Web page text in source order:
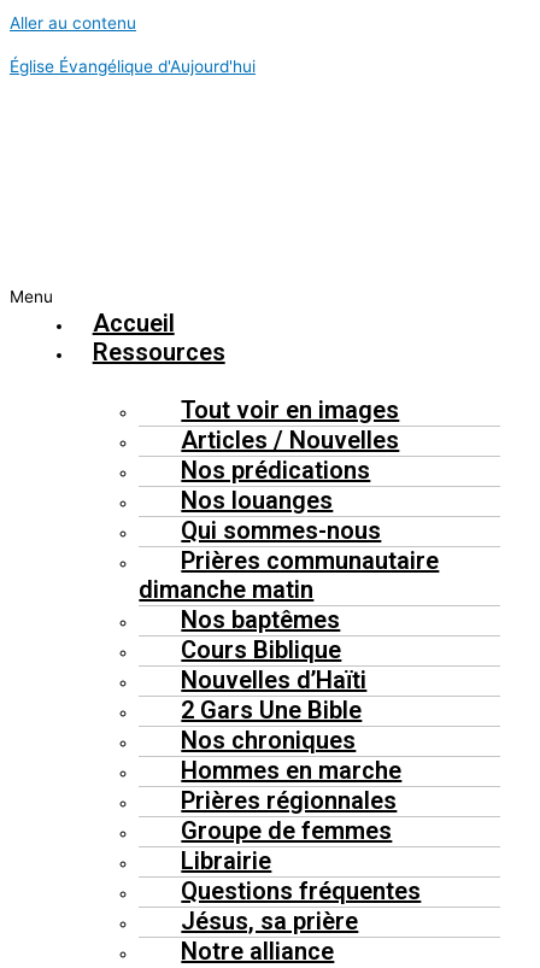
Aller au contenu
Église Évangélique d'Aujourd'hui
Menu
Accueil
Ressources
Tout voir en images
Articles / Nouvelles
Nos prédications
Nos louanges
Qui sommes-nous
Prières communautaire
dimanche matin
Nos baptêmes
Cours Biblique
Nouvelles d’Haïti
2 Gars Une Bible
Nos chroniques
Hommes en marche
Prières régionnales
Groupe de femmes
Librairie
Questions fréquentes
Jésus, sa prière
Notre alliance